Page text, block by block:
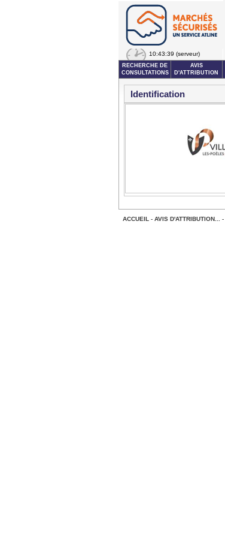
10:43:39 (serveur)
RECHERCHE DE
CONSULTATIONS
AVIS
D'ATTRIBUTION
Identification
ACCUEIL - AVIS D'ATTRIBUTION... -